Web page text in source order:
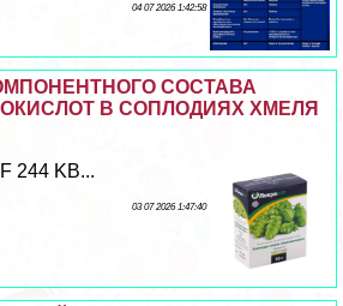
04 07 2026 1:42:58
СОСТАВА
В СОПЛОДИЯХ ХМЕЛЯ
244 KB...
03 07 2026 1:47:40